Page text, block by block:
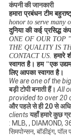
कंपनी की जानकारी
हमारा प्रबंधन टीम
honor to serve many
दुनिया की कई प्रसिद्ध
ONE OF OUR TOP
THE QUALITY IS
CONTACT US. हमारे
स्वागत है। हम "एक
लिए आपका स्वागत है।
We are one of the
बड़ी टोपी बनाती हैं। All
provided to over 20
और पहले से ही 20 से
clientsयहाँ हमारे कुछ
: MLB, , DIAMOND,
सिमपोन्सन, बॉडीइंग,